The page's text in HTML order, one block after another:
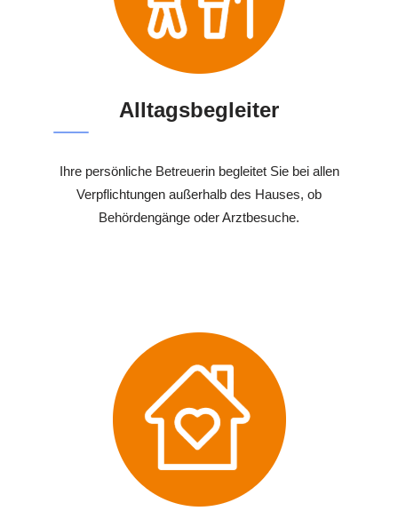
Alltagsbegleiter
Ihre persönliche Betreuerin begleitet Sie bei allen
Verpflichtungen außerhalb des Hauses, ob
Behördengänge oder Arztbesuche.